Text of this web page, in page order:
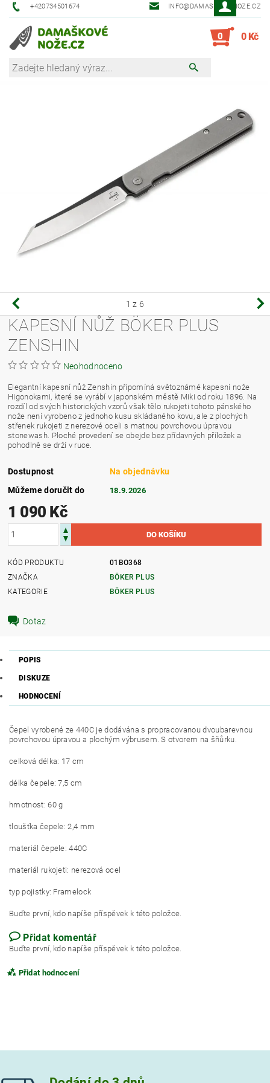
+420734501674 INFO@DAMASKOVE-NOZE.CZ
0 0 Kč
1 z 6
KAPESNÍ NŮŽ BÖKER PLUS
ZENSHIN
Neohodnoceno
Elegantní kapesní nůž Zenshin připomíná světoznámé kapesní nože
Higonokami, které se vyrábí v japonském městě Miki od roku 1896. Na
rozdíl od svých historických vzorů však tělo rukojeti tohoto pánského
nože není vyrobeno z jednoho kusu skládaného kovu, ale z plochých
střenek rukojeti z nerezové oceli s matnou povrchovou úpravou
stonewash. Ploché provedení se obejde bez přídavných příložek a
pohodlně se drží v ruce.
Dostupnost
Na objednávku
Můžeme doručit do
18.9.2026
1 090 Kč
KÓD PRODUKTU
01BO368
ZNAČKA
BÖKER PLUS
KATEGORIE
BÖKER PLUS
Dotaz
POPIS
DISKUZE
HODNOCENÍ
Čepel vyrobené ze 440C je dodávána s propracovanou dvoubarevnou
povrchovou úpravou a plochým výbrusem. S otvorem na šňůrku.
celková délka: 17 cm
délka čepele: 7,5 cm
hmotnost: 60 g
tloušťka čepele: 2,4 mm
materiál čepele: 440C
materiál rukojeti: nerezová ocel
typ pojistky: Framelock
Buďte první, kdo napíše příspěvek k této položce.
Přidat komentář
Buďte první, kdo napíše příspěvek k této položce.
Přidat hodnocení